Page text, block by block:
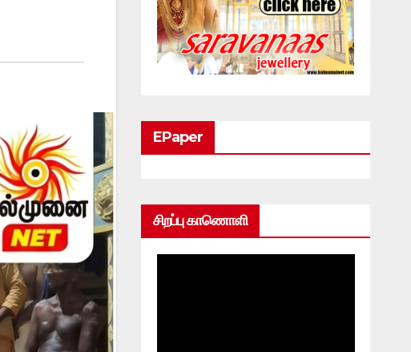
EPaper
சிறப்பு காணொளி